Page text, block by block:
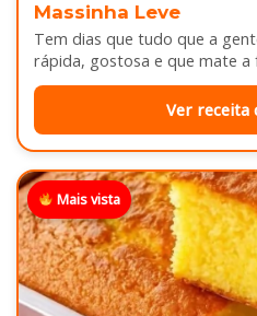
Massinha Leve
Tem dias que tudo que a
rápida, gostosa e que mate a
Ver receita
Mais vista